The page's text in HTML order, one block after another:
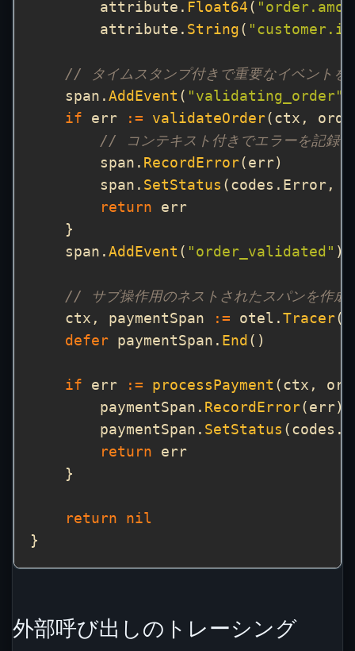
        attribute.
Float64 (
        attribute.
String (
// タイムスタンプ付きで重要なイベントを
    span.
AddEvent ( "validating_order"
if err := validateOrder(ctx,
// コンテキスト付きでエラーを記録
        span.
RecordError
        span.
SetStatus (codes.Error,
return
    span.
AddEvent ( "order_validated"
// サブ操作用のネストされたスパンを作成
    ctx, paymentSpan
:= otel. Tracer(
defer paymentSpan. End
if err := processPayment (ctx,
        paymentSpan.
RecordError
        paymentSpan.
SetStatus
return
return
nil
外部呼び出しのトレーシング